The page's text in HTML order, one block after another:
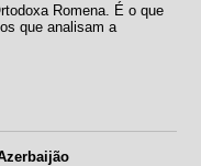
Romena. É o que
que analisam a